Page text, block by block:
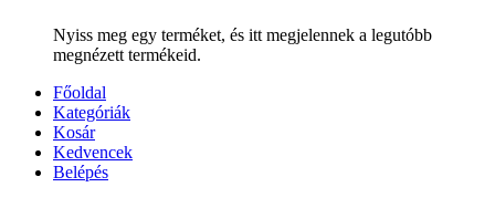
Nyiss meg egy terméket, és itt megjelennek a legutóbb
megnézett termékeid.
Főoldal
Kategóriák
Kosár
Kedvencek
Belépés